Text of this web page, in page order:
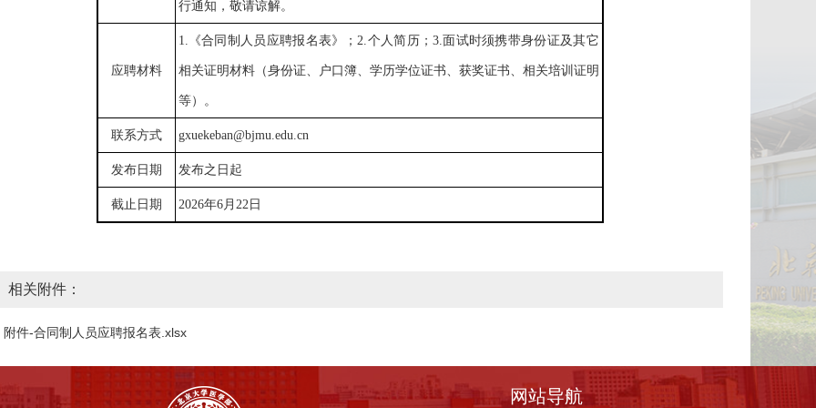
行通知，敬请谅解。
应聘材料
1. 《合同制人员 应聘报名表》 ；2.个人简历；3.面试时须携带身份证及其它
相关证明材料（身份证、户口簿、学历学位证书、获奖证书、相关培训证明
等）。
联系方式 gxuekeban@bjmu.edu.cn
发布日期 发布之日起
截止日期 2026年6月22日
相关附件：
附件-合同制人员应聘报名表.xlsx
网站导航